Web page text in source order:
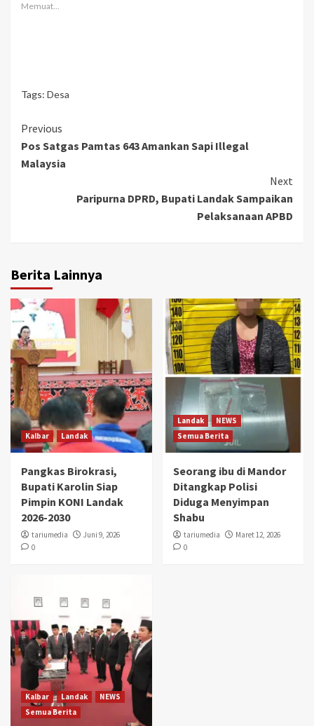
Memuat...
Tags: Desa
Continue
Reading
Previous
Pos Satgas Pamtas 643 Amankan Sapi Illegal
Malaysia
Next
Paripurna DPRD, Bupati Landak Sampaikan
Pelaksanaan APBD
Berita Lainnya
Kalbar Landak
Pangkas Birokrasi,
Bupati Karolin Siap
Pimpin KONI Landak
2026-2030
tariumedia
Juni 9, 2026
0
Landak
NEWS
Semua Berita
Seorang ibu di Mandor
Ditangkap Polisi
Diduga Menyimpan
Shabu
tariumedia
Maret 12, 2026
0
Kalbar Landak
NEWS
Semua Berita